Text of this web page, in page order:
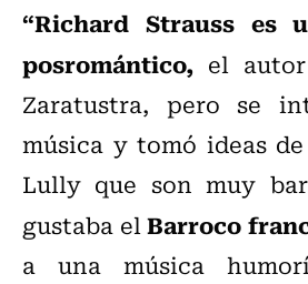
“Richard Strauss es
posromántico, el
Zaratustra, pero se
música y tomó ideas
Lully que son muy
gustaba elBarroco
a una música